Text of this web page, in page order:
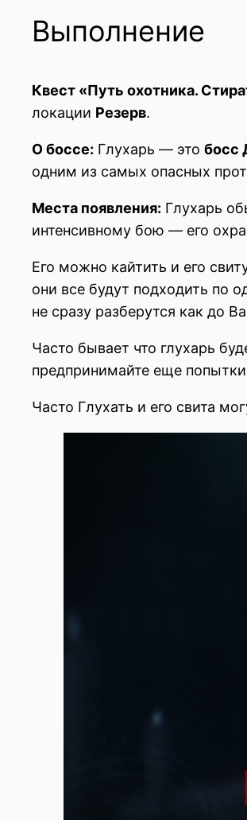
Выполнение
Квест «Путь охотника.
локации Резерв.
О боссе: Глухарь — это босс
одним из самых опасных
Места появления: Глухарь
интенсивному бою — его
Его можно кайтить и его
они все будут подходить по
не сразу разберутся как до
Часто бывает что глухарь
предпринимайте еще
Часто Глухать и его свита